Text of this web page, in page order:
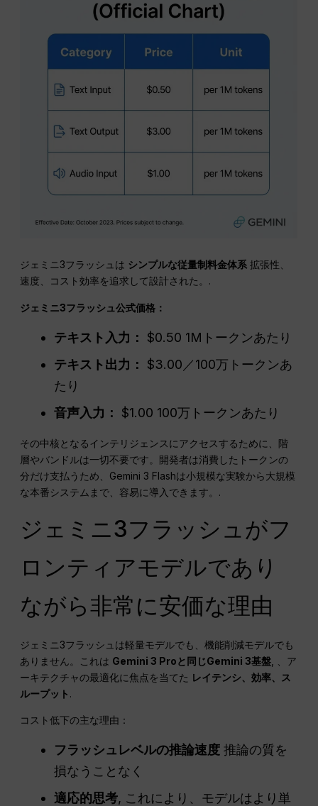
ジェミニ3フラッシュは シンプルな従量制料金体系 拡張性、
速度、コスト効率を追求して設計された。.
ジェミニ3フラッシュ公式価格：
テキスト入力：
$0.50 1Mトークンあたり
テキスト出力：
$3.00／100万トークンあ
たり
音声入力：
$1.00 100万トークンあたり
その中核となるインテリジェンスにアクセスするために、階
層やバンドルは一切不要です。開発者は消費したトークンの
分だけ支払うため、Gemini 3 Flashは小規模な実験から大規模
な本番システムまで、容易に導入できます。.
ジェミニ3フラッシュがフ
ロンティアモデルであり
ながら非常に安価な理由
ジェミニ3フラッシュは軽量モデルでも、機能削減モデルでも
ありません。これは Gemini 3 Proと同じGemini 3基盤 , 、ア
ーキテクチャの最適化に焦点を当てた レイテンシ、効率、ス
ループット .
コスト低下の主な理由：
フラッシュレベルの推論速度 推論の質を
損なうことなく
適応的思考, これにより、モデルはより単